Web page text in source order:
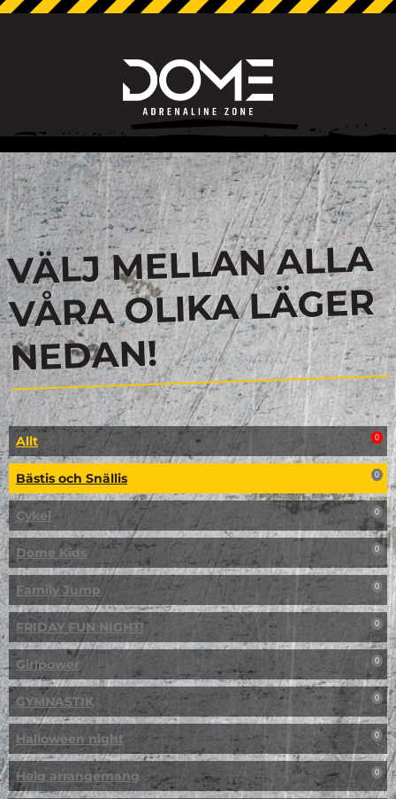
VÄLJ MELLAN ALLA
VÅRA OLIKA LÄGER
NEDAN!
Allt 0
Bästis och Snällis 0
Cykel 0
Dome Kids 0
Family Jump 0
FRIDAY FUN NIGHT! 0
Girlpower 0
GYMNASTIK 0
Halloween night 0
Helg arrangemang 0